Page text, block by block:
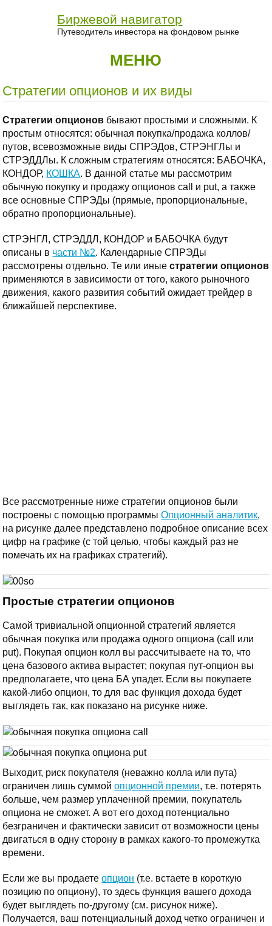
Биржевой навигатор
Путеводитель инвестора на фондовом рынке
МЕНЮ
Стратегии опционов и их виды
Стратегии опционов бывают простыми и сложными. К
простым относятся: обычная покупка/продажа коллов/
путов, всевозможные виды СПРЭДов, СТРЭНГЛы и
СТРЭДДЛы. К сложным стратегиям относятся: БАБОЧКА,
КОНДОР, КОШКА. В данной статье мы рассмотрим
обычную покупку и продажу опционов call и put, а также
все основные СПРЭДы (прямые, пропорциональные,
обратно пропорциональные).
СТРЭНГЛ, СТРЭДДЛ, КОНДОР и БАБОЧКА будут
описаны в части №2. Календарные СПРЭДы
рассмотрены отдельно. Те или иныестратегии опционов
применяются в зависимости от того, какого рыночного
движения, какого развития событий ожидает трейдер в
ближайшей перспективе.
Все рассмотренные ниже стратегии опционов были
построены с помощью программыОпционный аналитик,
на рисунке далее представлено подробное описание всех
цифр на графике (с той целью, чтобы каждый раз не
помечать их на графиках стратегий).
Простые стратегии опционов
Самой тривиальной опционной стратегий является
обычная покупка или продажа одного опциона (call или
put). Покупая опцион колл вы рассчитываете на то, что
цена базового актива вырастет; покупая пут-опцион вы
предполагаете, что цена БА упадет. Если вы покупаете
какой-либо опцион, то для вас функция дохода будет
выглядеть так, как показано на рисунке ниже.
Выходит, риск покупателя (неважно колла или пута)
ограничен лишь суммойопционной премии, т.е. потерять
больше, чем размер уплаченной премии, покупатель
опциона не сможет. А вот его доход потенциально
безграничен и фактически зависит от возможности цены
двигаться в одну сторону в рамках какого-то промежутка
времени.
Если же вы продаетеопцион (т.е. встаете в короткую
позицию по опциону), то здесь функция вашего дохода
будет выглядеть по-другому (см. рисунок ниже).
Получается, ваш потенциальный доход четко ограничен и